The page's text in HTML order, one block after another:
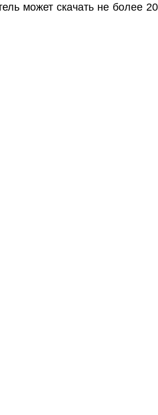
может скачать не более 20